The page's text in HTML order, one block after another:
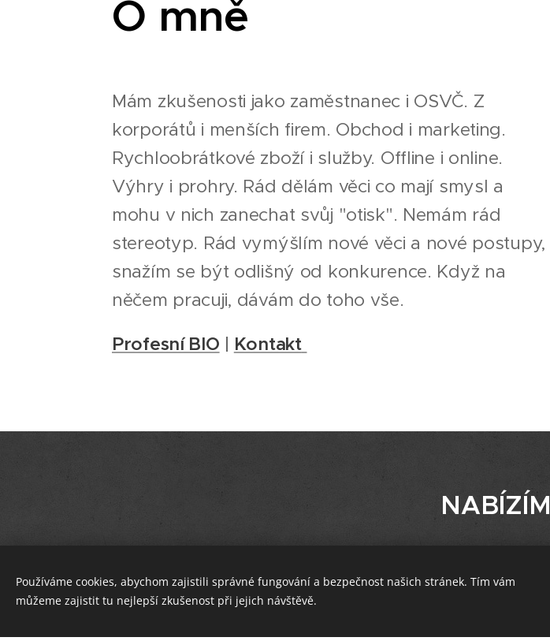
O mně
Mám zkušenosti jako zaměstnanec i OSVČ. Z
korporátů i menších firem. Obchod i marketing.
Rychloobrátkové zboží i služby. Offline i online.
Výhry i prohry. Rád dělám věci co mají smysl a
mohu v nich zanechat svůj "otisk". Nemám rád
stereotyp. Rád vymýšlím nové věci a nové postupy,
snažím se být odlišný od konkurence. Když na
něčem pracuji, dávám do toho vše.
Profesní BIO | Kontakt
NABÍZÍM
Používáme cookies, abychom zajistili správné fungování a bezpečnost našich stránek. Tím vám
můžeme zajistit tu nejlepší zkušenost při jejich návštěvě.